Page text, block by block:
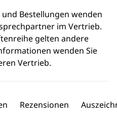
Bestellungen wenden
im Vertrieb.
gelten andere
wenden Sie
Vertrieb.
Rezensionen